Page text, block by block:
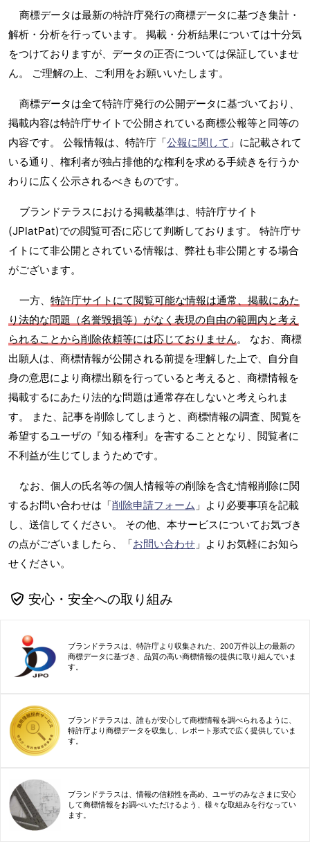
商標データは最新の特許庁発行の商標データに基づき集計・
解析・分析を行っています。 掲載・分析結果については十分気
をつけておりますが、データの正否については保証していませ
ん。 ご理解の上、ご利用をお願いいたします。
商標データは全て特許庁発行の公開データに基づいており、
掲載内容は特許庁サイトで公開されている商標公報等と同等の
内容です。 公報情報は、特許庁「公報に関して 」に記載されて
いる通り、権利者が独占排他的な権利を求める手続きを行うか
わりに広く公示されるべきものです。
ブランドテラスにおける掲載基準は、特許庁サイト
(JPlatPat)での閲覧可否に応じて判断しております。 特許庁サ
イトにて非公開とされている情報は、弊社も非公開とする場合
がございます。
一方、 特許庁サイトにて閲覧可能な情報は通常、掲載にあた
り法的な問題（名誉毀損等）がなく表現の自由の範囲内と考え
られることから削除依頼等には応じておりません。 なお、商標
出願人は、商標情報が公開される前提を理解した上で、自分自
身の意思により商標出願を行っていると考えると、商標情報を
掲載するにあたり法的な問題は通常存在しないと考えられま
す。 また、記事を削除してしまうと、商標情報の調査、閲覧を
希望するユーザの『知る権利』を害することとなり、閲覧者に
不利益が生じてしまうためです。
なお、個人の氏名等の個人情報等の削除を含む情報削除に関
するお問い合わせは「削除申請フォーム 」より必要事項を記載
し、送信してください。 その他、本サービスについてお気づき
の点がございましたら、「お問い合わせ 」よりお気軽にお知ら
せください。
安心・安全への取り組み
ブランドテラスは、特許庁より収集された、200万件以上の最新の
商標データに基づき、品質の高い商標情報の提供に取り組んでいま
す。
ブランドテラスは、誰もが安心して商標情報を調べられるように、
特許庁より商標データを収集し、レポート形式で広く提供していま
す。
ブランドテラスは、情報の信頼性を高め、ユーザのみなさまに安心
して商標情報をお調べいただけるよう、様々な取組みを行なってい
ます。